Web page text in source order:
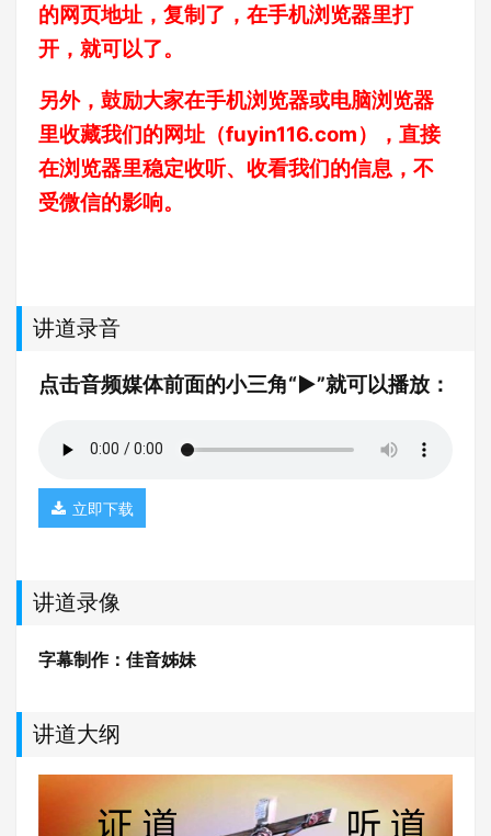
的网页地址，复制了，在手机浏览器里打
开，就可以了。
另外，鼓励大家在手机浏览器或电脑浏览器
里收藏我们的网址（fuyin116.com），直接
在浏览器里稳定收听、收看我们的信息，不
受微信的影响。
讲道录音
点击音频媒体前面的小三角“►”就可以播放：
立即下载
讲道录像
字幕制作：佳音姊妹
讲道大纲